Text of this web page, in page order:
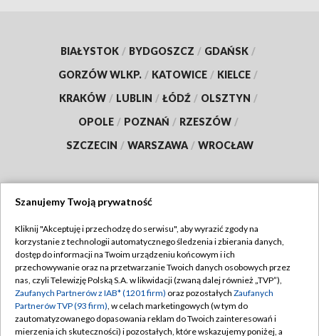
BIAŁYSTOK / BYDGOSZCZ / GDAŃSK /
GORZÓW WLKP. / KATOWICE / KIELCE /
KRAKÓW / LUBLIN / ŁÓDŹ / OLSZTYN /
OPOLE / POZNAŃ / RZESZÓW /
SZCZECIN / WARSZAWA / WROCŁAW
TVP
Abonament TVP
Emisja w TVP
Centrum informacji TVP
Regulamin TVP
Polityka prywatności
Moje zgody
Szanujemy Twoją prywatność
Kliknij "Akceptuję i przechodzę do serwisu", aby wyrazić zgody na
korzystanie z technologii automatycznego śledzenia i zbierania danych,
dostęp do informacji na Twoim urządzeniu końcowym i ich
przechowywanie oraz na przetwarzanie Twoich danych osobowych przez
nas, czyli Telewizję Polską S.A. w likwidacji (zwaną dalej również „TVP”),
Zaufanych Partnerów z IAB* (1201 firm) oraz pozostałych Zaufanych
Partnerów TVP (93 firm), w celach marketingowych (w tym do
zautomatyzowanego dopasowania reklam do Twoich zainteresowań i
mierzenia ich skuteczności) i pozostałych, które wskazujemy poniżej, a